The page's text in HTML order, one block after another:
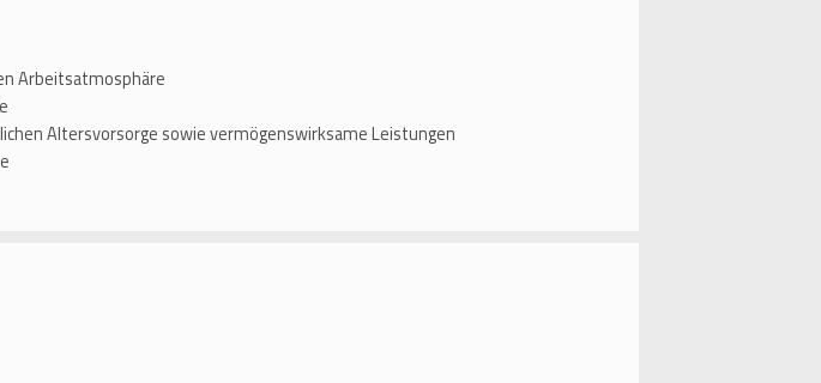
Arbeitsatmosphäre
Altersvorsorge sowie vermögenswirksame Leistungen